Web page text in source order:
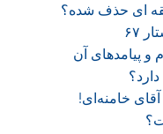
ای حذف شده؟
و پیامدهای آن
خامنه‌ای!